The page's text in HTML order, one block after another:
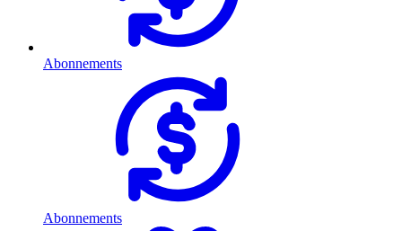
Abonnements
Abonnements